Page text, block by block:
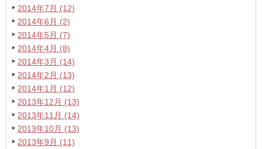
2014年7月 (12)
2014年6月 (2)
2014年5月 (7)
2014年4月 (8)
2014年3月 (14)
2014年2月 (13)
2014年1月 (12)
2013年12月 (13)
2013年11月 (14)
2013年10月 (13)
2013年9月 (11)